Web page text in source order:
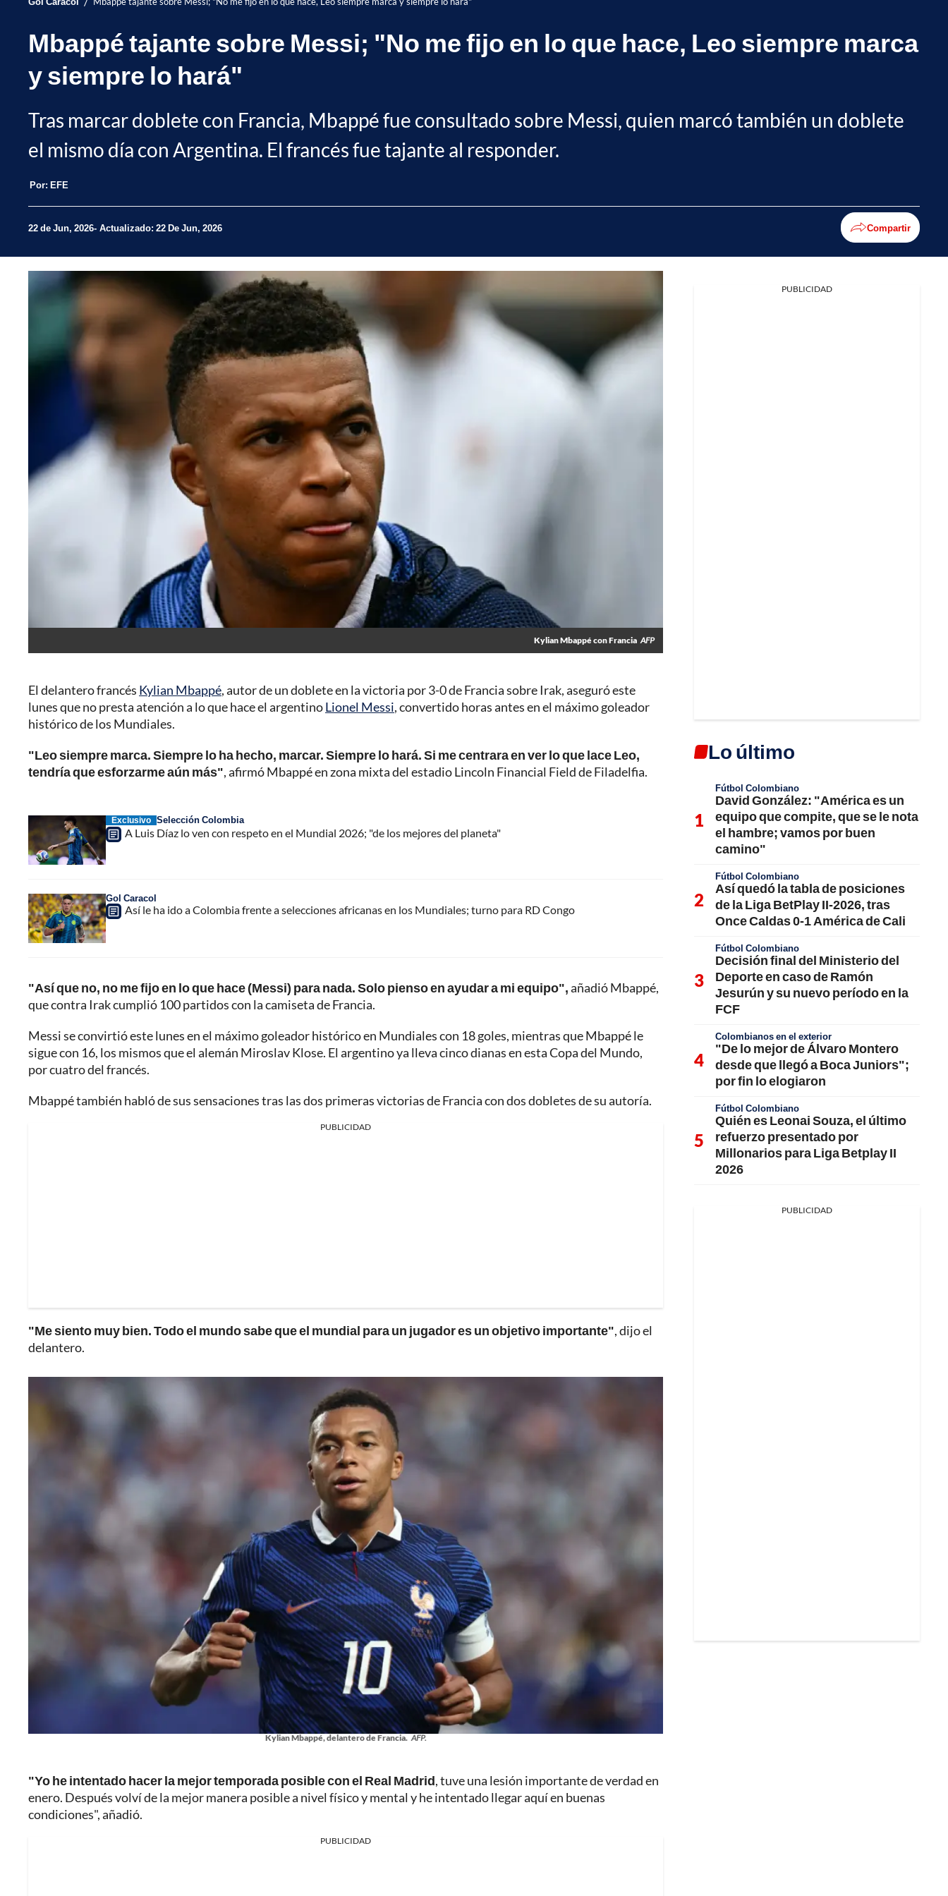
Mbappé tajante sobre Messi; "No me fijo en lo que hace, Leo siempre marca
y siempre lo hará"
Tras marcar doblete con Francia, Mbappé fue consultado sobre Messi, quien marcó también un doblete
el mismo día con Argentina. El francés fue tajante al responder.
Por: EFE
22 de Jun, 2026 Actualizado: 22 De Jun, 2026 Compartir
Kylian Mbappé con Francia AFP
El delantero francés Kylian Mbappé, autor de un doblete en la victoria por 3-0 de Francia sobre Irak, aseguró este
lunes que no presta atención a lo que hace el argentinoLionel Messi, convertido horas antes en el máximo goleador
histórico de los Mundiales.
"Leo siempre marca. Siempre lo ha hecho, marcar. Siempre lo hará. Si me centrara en ver lo que lace Leo,
tendría que esforzarme aún más", afirmó Mbappé en zona mixta del estadio Lincoln Financial Field de Filadelfia.
Exclusivo Selección Colombia
A Luis Díaz lo ven con respeto en el Mundial 2026; "de los mejores del planeta"
Gol Caracol
Así le ha ido a Colombia frente a selecciones africanas en los Mundiales; turno para RD Congo
"Así que no, no me fijo en lo que hace (Messi) para nada. Solo pienso en ayudar a mi equipo",añadió Mbappé,
que contra Irak cumplió 100 partidos con la camiseta de Francia.
Messi se convirtió este lunes en el máximo goleador histórico en Mundiales con 18 goles, mientras que Mbappé le
sigue con 16, los mismos que el alemán Miroslav Klose. El argentino ya lleva cinco dianas en esta Copa del Mundo,
por cuatro del francés.
Mbappé también habló de sus sensaciones tras las dos primeras victorias de Francia con dos dobletes de su autoría.
PUBLICIDAD
"Me siento muy bien. Todo el mundo sabe que el mundial para un jugador es un objetivo importante", dijo el
delantero.
Kylian Mbappé, delantero de Francia. AFP.
"Yo he intentado hacer la mejor temporada posible con el Real Madrid, tuve una lesión importante de verdad en
enero. Después volví de la mejor manera posible a nivel físico y mental y he intentado llegar aquí en buenas
condiciones", añadió.
PUBLICIDAD
PUBLICIDAD
Lo último
Fútbol Colombiano
David González: "América es un
equipo que compite, que se le nota
el hambre; vamos por buen
camino"
Fútbol Colombiano
Así quedó la tabla de posiciones
de la Liga BetPlay II-2026, tras
Once Caldas 0-1 América de Cali
Fútbol Colombiano
Decisión final del Ministerio del
Deporte en caso de Ramón
Jesurún y su nuevo período en la
FCF
Colombianos en el exterior
"De lo mejor de Álvaro Montero
desde que llegó a Boca Juniors";
por fin lo elogiaron
Fútbol Colombiano
Quién es Leonai Souza, el último
refuerzo presentado por
Millonarios para Liga Betplay II
2026
PUBLICIDAD